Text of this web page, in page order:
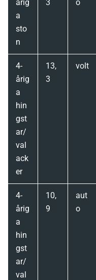
årig
a
sto
n
3
o
4-
årig
a
hin
gst
ar/
val
ack
er
13,
3
volt
4-
årig
a
hin
gst
ar/
val
10,
9
aut
o